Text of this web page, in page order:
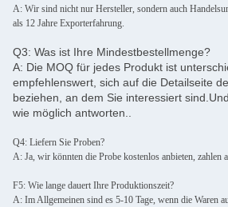
A: Wir sind nicht nur Hersteller, sondern auch
als 12 Jahre Exporterfahrung.
Q3: Was ist Ihre Mindestbestellmenge?
A: Die MOQ für jedes Produkt ist
empfehlenswert, sich auf die Detailseite
beziehen, an dem Sie interessiert
wie möglich antworten..
Q4: Liefern Sie Proben?
A: Ja, wir könnten die Probe kostenlos anbieten, zahlen
F5: Wie lange dauert Ihre Produktionszeit?
A: Im Allgemeinen sind es 5-10 Tage, wenn die Waren